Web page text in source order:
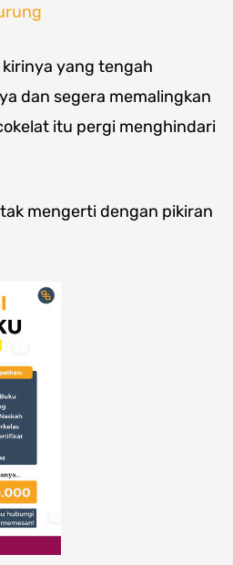
yang tengah
dan segera memalingkan
itu pergi menghindari
mengerti dengan pikiran